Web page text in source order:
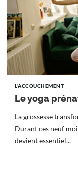
L'ACCOUCHEMENT
Le yoga
La grossesse
Durant ces neuf
devient essentiel...